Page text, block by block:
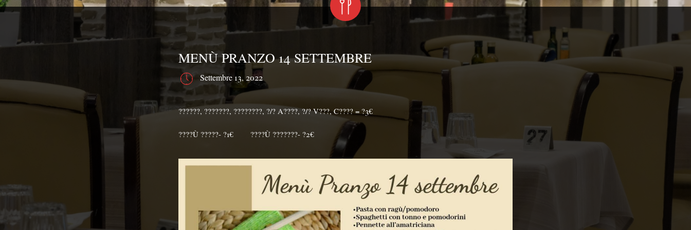
MENÙ PRANZO 14 SETTEMBRE
Settembre 13, 2022
??????, ???????, ????????, ?/? A????, ?/? V???, C???? = ?3€⁣⁣
????Ù ?????- ?1€⠀⠀⁣⁣⠀????Ù ???????- ?2€